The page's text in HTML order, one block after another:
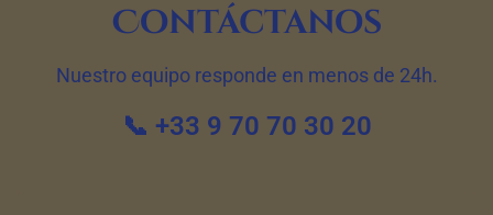
Contáctanos
Nuestro equipo responde en menos de 24h.
📞 +33 9 70 70 30 20